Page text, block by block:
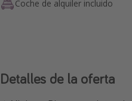
Coche de alquiler incluido
Detalles de la oferta